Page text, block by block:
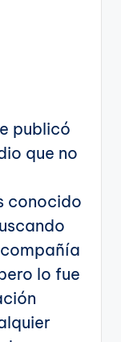
publicó
que no
conocido
lo fue